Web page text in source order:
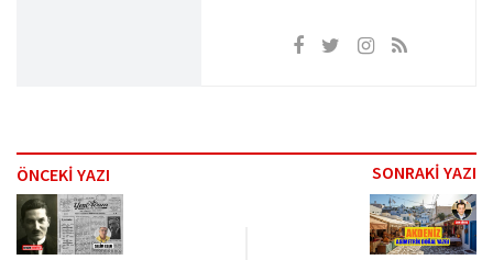
ÖNCEKİ YAZI SONRAKİ YAZI